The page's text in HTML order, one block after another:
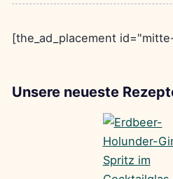
[the_ad_placement
Unsere neueste